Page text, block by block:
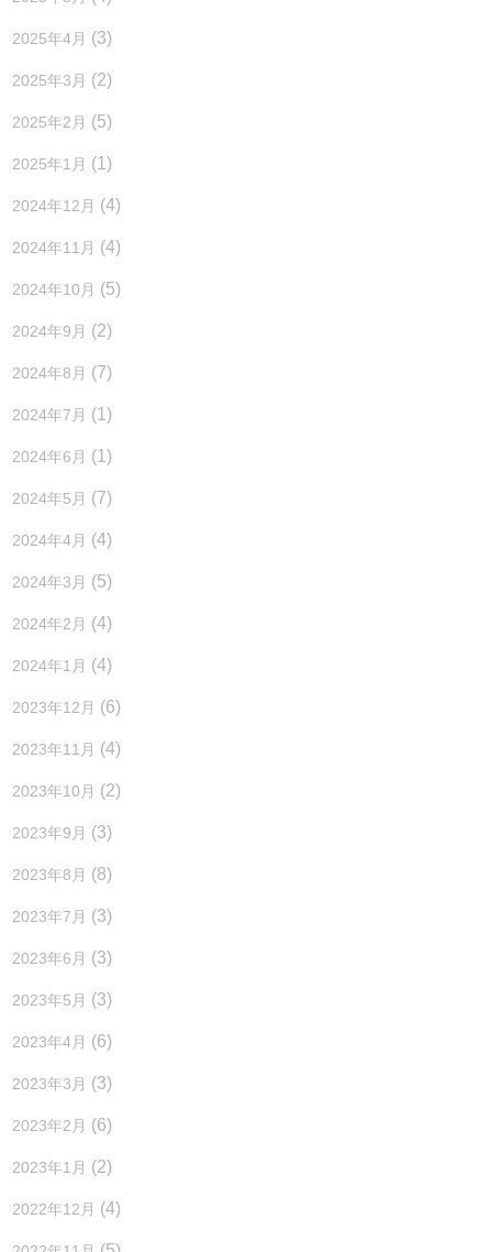
2025年4月 (3)
2025年3月 (2)
2025年2月 (5)
2025年1月 (1)
2024年12月 (4)
2024年11月 (4)
2024年10月 (5)
2024年9月 (2)
2024年8月 (7)
2024年7月 (1)
2024年6月 (1)
2024年5月 (7)
2024年4月 (4)
2024年3月 (5)
2024年2月 (4)
2024年1月 (4)
2023年12月 (6)
2023年11月 (4)
2023年10月 (2)
2023年9月 (3)
2023年8月 (8)
2023年7月 (3)
2023年6月 (3)
2023年5月 (3)
2023年4月 (6)
2023年3月 (3)
2023年2月 (6)
2023年1月 (2)
2022年12月 (4)